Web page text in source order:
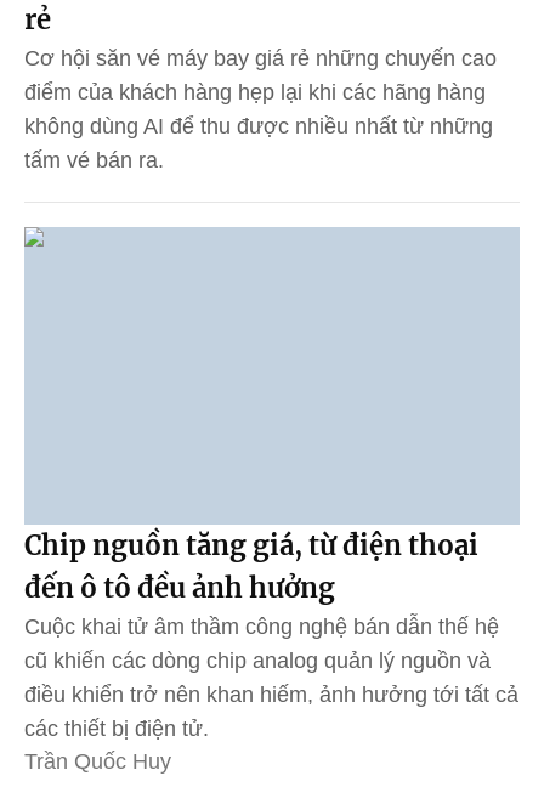
rẻ
Cơ hội săn vé máy bay giá rẻ những chuyến cao
điểm của khách hàng hẹp lại khi các hãng hàng
không dùng AI để thu được nhiều nhất từ những
tấm vé bán ra.
Chip nguồn tăng giá, từ điện thoại
đến ô tô đều ảnh hưởng
Cuộc khai tử âm thầm công nghệ bán dẫn thế hệ
cũ khiến các dòng chip analog quản lý nguồn và
điều khiển trở nên khan hiếm, ảnh hưởng tới tất cả
các thiết bị điện tử.
Trần Quốc Huy